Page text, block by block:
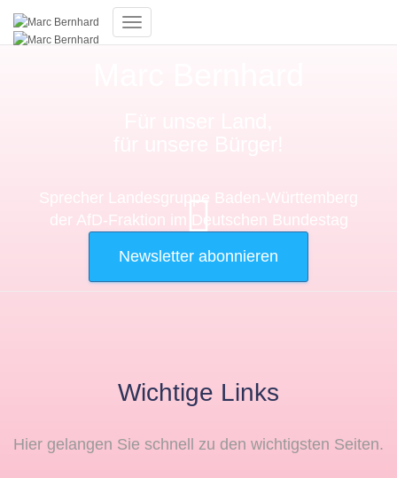
Toggle Navigation
Sprecher Landesgruppe Baden-Württemberg
der AfD-Fraktion im Deutschen Bundestag
Newsletter abonnieren
Wichtige Links
Hier gelangen Sie schnell zu den wichtigsten Seiten.